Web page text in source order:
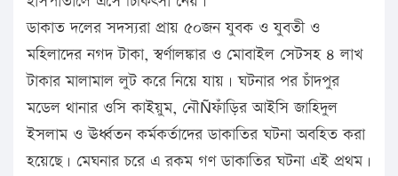
ডাকাত দলের সদস্যরা প্রায় ৫০জন যুবক ও যুবতী ও
মহিলাদের নগদ টাকা, স্বর্ণালঙ্কার ও মোবাইল সেটসহ ৪ লাখ
টাকার মালামাল লুট করে নিয়ে যায়। ঘটনার পর চাঁদপুর
মডেল থানার ওসি কাইয়ুম, নৌÑফাঁড়ির আইসি জাহিদুল
ইসলাম ও ঊর্ধ্বতন কর্মকর্তাদের ডাকাতির ঘটনা অবহিত করা
হয়েছে। মেঘনার চরে এ রকম গণ ডাকাতির ঘটনা এই প্রথম।